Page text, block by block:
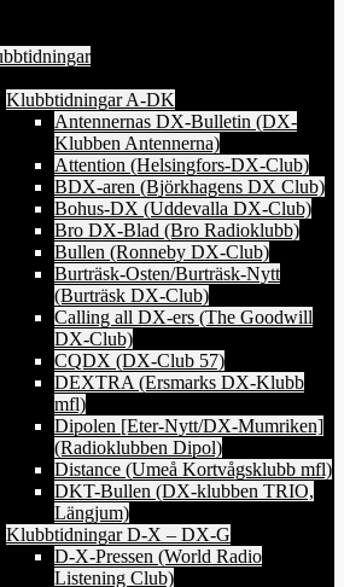
Klubbtidningar A-DK
Antennernas DX-Bulletin (DX-
Klubben Antennerna)
Attention (Helsingfors-DX-Club)
BDX-aren (Björkhagens DX Club)
Bohus-DX (Uddevalla DX-Club)
Bro DX-Blad (Bro Radioklubb)
Bullen (Ronneby DX-Club)
Burträsk-Osten/Burträsk-Nytt
(Burträsk DX-Club)
Calling all DX-ers (The Goodwill
DX-Club)
CQDX (DX-Club 57)
DEXTRA (Ersmarks DX-Klubb
mfl)
Dipolen [Eter-Nytt/DX-Mumriken]
(Radioklubben Dipol)
Distance (Umeå Kortvågsklubb mfl)
DKT-Bullen (DX-klubben TRIO,
Längjum)
Klubbtidningar D-X – DX-G
D-X-Pressen (World Radio
Listening Club)